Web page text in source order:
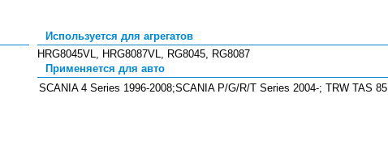
Используется для агрегатов
HRG8045VL, HRG8087VL, RG8045, RG8087
Применяется для авто
SCANIA 4 Series 1996-2008;SCANIA P/G/R/T Series 2004-; TRW TAS 85